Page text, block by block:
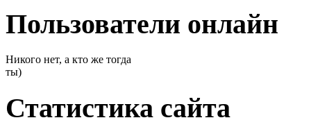
Пользователи онлайн
Никого нет, а кто же тогда
ты)
Статистика сайта